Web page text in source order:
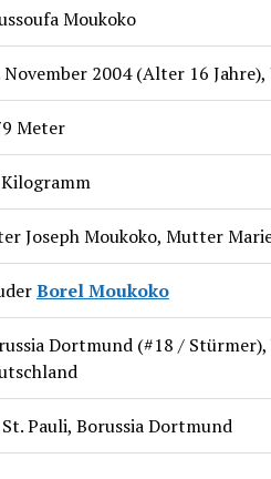
Moukoko
November 2004 (Alter 16
Meter
Joseph Moukoko, Mutter
Borel Moukoko
Dortmund (#18 /
St. Pauli, Borussia Dortmund